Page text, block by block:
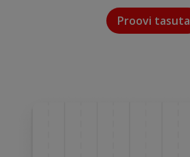
Proovi tasuta